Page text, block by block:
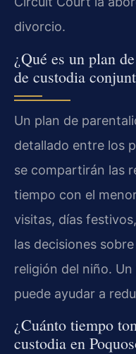
divorcio.
¿Qué es un plan
de custodia
Un plan de
detallado entre los
se compartirán las
tiempo con el
visitas, días
las decisiones
religión del niño.
puede ayudar a
¿Cuánto tiempo
custodia en